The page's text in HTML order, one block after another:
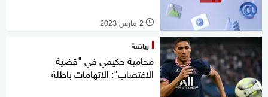
l 2 مارس 2023
رياضة
محامية حكيمي في "قضية
الاغتصاب": الاتهامات باطلة